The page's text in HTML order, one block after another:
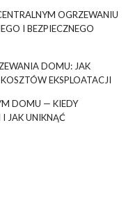
OGRZEWANIU
I BEZPIECZNEGO
DOMU: JAK
EKSPLOATACJI
DOMU — KIEDY
JAK UNIKNĄĆ